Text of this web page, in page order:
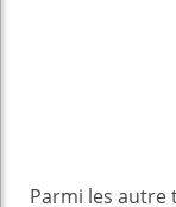
Parmi les autre